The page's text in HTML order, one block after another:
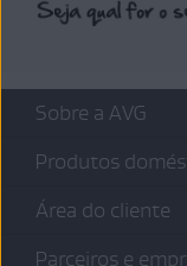
Sobre a AVG
Produtos
Área do cliente
Parceiros e